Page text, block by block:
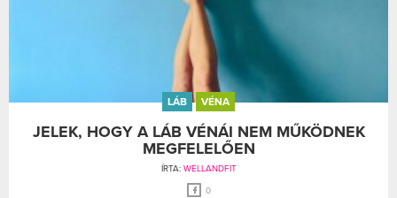
LÁB VÉNA
JELEK, HOGY A LÁB VÉNÁI NEM MŰKÖDNEK
MEGFELELŐEN
ÍRTA: WELLANDFIT
0